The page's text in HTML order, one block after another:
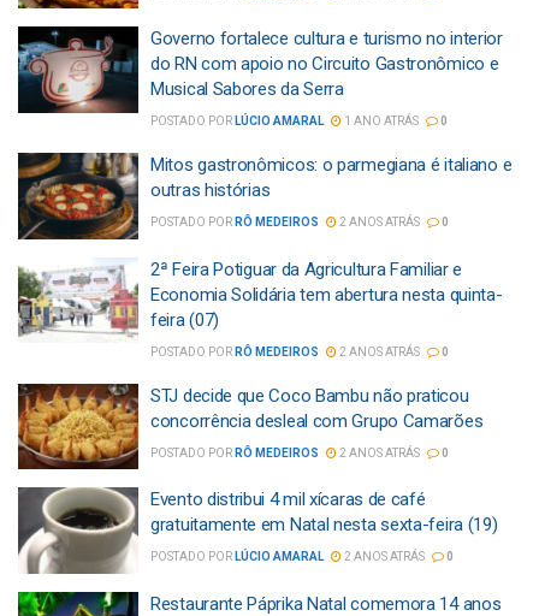
Governo fortalece cultura e turismo no interior
do RN com apoio no Circuito Gastronômico e
Musical Sabores da Serra
POSTADO POR LÚCIO AMARAL 1 ANO ATRÁS 0
Mitos gastronômicos: o parmegiana é italiano e
outras histórias
POSTADO POR RÔ MEDEIROS 2 ANOS ATRÁS 0
2ª Feira Potiguar da Agricultura Familiar e
Economia Solidária tem abertura nesta quinta-
feira (07)
POSTADO POR RÔ MEDEIROS 2 ANOS ATRÁS 0
STJ decide que Coco Bambu não praticou
concorrência desleal com Grupo Camarões
POSTADO POR RÔ MEDEIROS 2 ANOS ATRÁS 0
Evento distribui 4 mil xícaras de café
gratuitamente em Natal nesta sexta-feira (19)
POSTADO POR LÚCIO AMARAL 2 ANOS ATRÁS 0
Restaurante Páprika Natal comemora 14 anos